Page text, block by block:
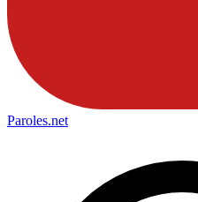
Paroles.net